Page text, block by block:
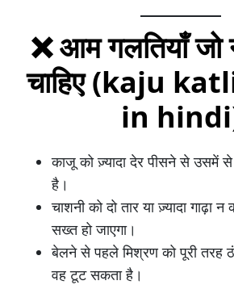
❌ आम गलतियाँ जो
चाहिए (kaju
in
काजू को ज़्यादा देर पीसने से उसमें
है।
चाशनी को दो तार या ज़्यादा गाढ़ा
सख्त हो जाएगा।
बेलने से पहले मिश्रण को पूरी तरह
वह टूट सकता है।